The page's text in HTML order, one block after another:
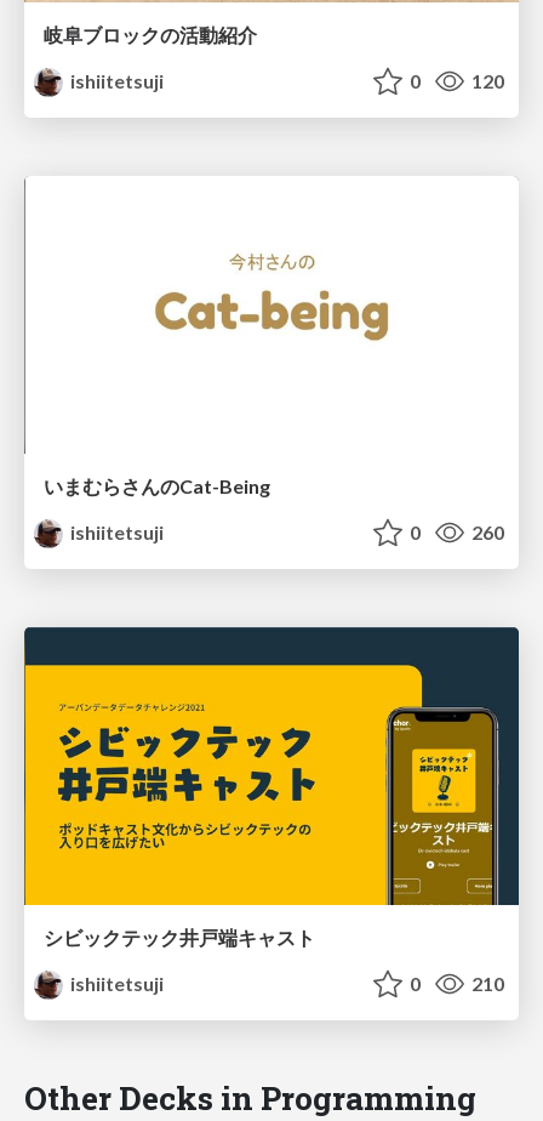
岐阜ブロックの活動紹介
ishiitetsuji
0 120
いまむらさんのCat-Being
ishiitetsuji
0 260
シビックテック井戸端キャスト
ishiitetsuji
0 210
Other Decks in Programming